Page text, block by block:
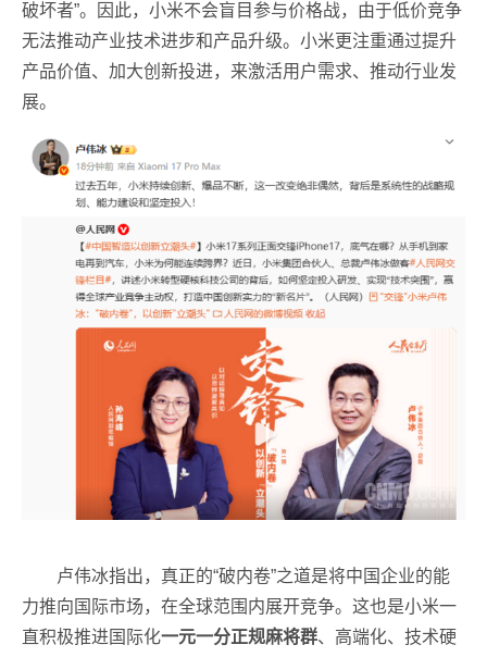
破坏者”。因此，小米不会盲目参与价格战，由于低价竞争
无法推动产业技术进步和产品升级。小米更注重通过提升
产品价值、加大创新投进，来激活用户需求、推动行业发
展。
卢伟冰指出，真正的“破内卷”之道是将中国企业的能
力推向国际市场，在全球范围内展开竞争。这也是小米一
直积极推进国际化一元一分正规麻将群、高端化、技术硬